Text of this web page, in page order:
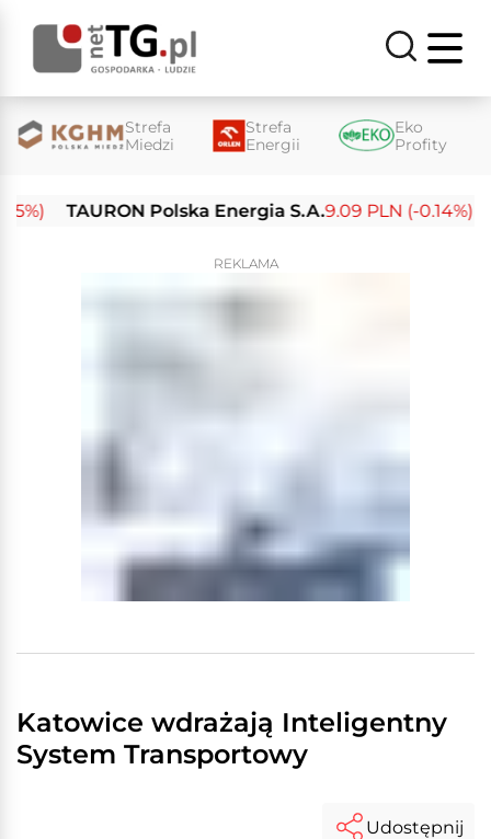
Strefa
Miedzi
Strefa
Energii
Eko
Profity
TAURON Polska Energia S.A.9.09 PLN (-0.14%)
REKLAMA
Katowice wdrażają Inteligentny
System Transportowy
Udostępnij